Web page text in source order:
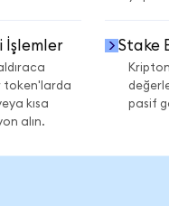
İşlemler
token'larda
kısa
alın.
Stake
pasif